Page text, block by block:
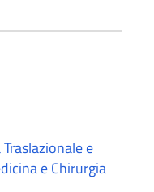
e
e Chirurgia